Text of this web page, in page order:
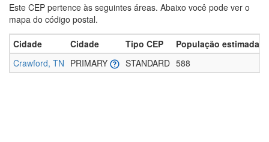
Este CEP pertence às seguintes áreas. Abaixo você pode ver o
mapa do código postal.
Cidade Cidade Tipo CEP
População estimada
Crawford, TN PRIMARY STANDARD 588